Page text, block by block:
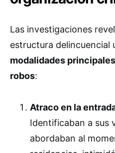
Las investigaciones
estructura delincuencial
modalidades
robos:
Atraco en la
Identificaban a sus
abordaban al